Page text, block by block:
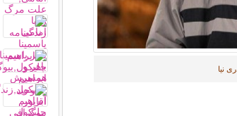
نیا